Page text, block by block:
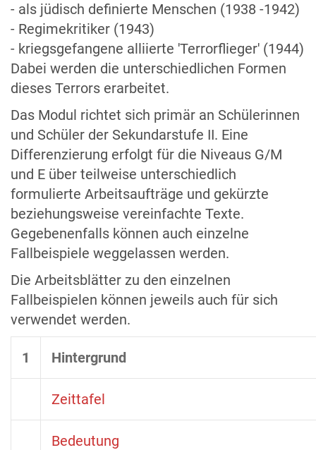
- als jüdisch definierte Menschen (1938 -1942)
- Regimekritiker (1943)
- kriegsgefangene alliierte 'Terrorflieger' (1944)
Dabei werden die unterschiedlichen Formen
dieses Terrors erarbeitet.
Das Modul richtet sich primär an Schülerinnen
und Schüler der Sekundarstufe II. Eine
Differenzierung erfolgt für die Niveaus G/M
und E über teilweise unterschiedlich
formulierte Arbeitsaufträge und gekürzte
beziehungsweise vereinfachte Texte.
Gegebenenfalls können auch einzelne
Fallbeispiele weggelassen werden.
Die Arbeitsblätter zu den einzelnen
Fallbeispielen können jeweils auch für sich
verwendet werden.
1 Hintergrund
Zeittafel
Bedeutung